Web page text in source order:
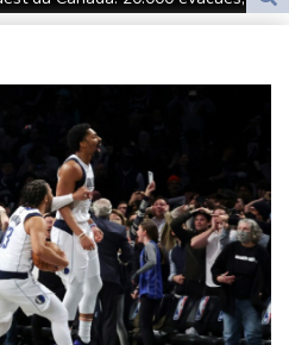
avait déjà apporté une
selon la police
de chaleur absolu à 36,9°C
cinq morts en Ukraine et en
lumineuse pour les scientifiques
le tabou de la dissuasion